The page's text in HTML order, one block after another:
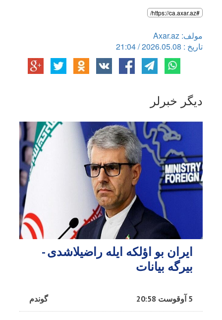
#https://ca.axar.az/
مولف: Axar.az
تاریخ : 2026.05.08 / 21:04
دیگر خبرلر
ایران بو اؤلکه ایله راضیلاشدی -
بیرگه بیانات
گوندم 5 آوقوست 20:58